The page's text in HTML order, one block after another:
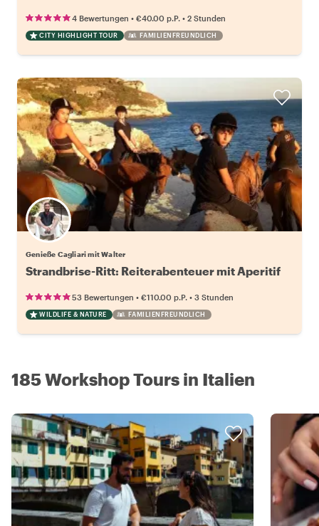
4 Bewertungen • €40.00 p.P. • 2 Stunden
CITY HIGHLIGHT TOUR FAMILIENFREUNDLICH
Genieße Cagliari mit Walter
Strandbrise-Ritt: Reiterabenteuer mit Aperitif
53 Bewertungen • €110.00 p.P. • 3 Stunden
WILDLIFE & NATURE FAMILIENFREUNDLICH
185 Workshop Tours in Italien